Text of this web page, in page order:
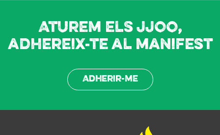
Aturem els JJOO,
adhereix-te al manifest
Adherir-me